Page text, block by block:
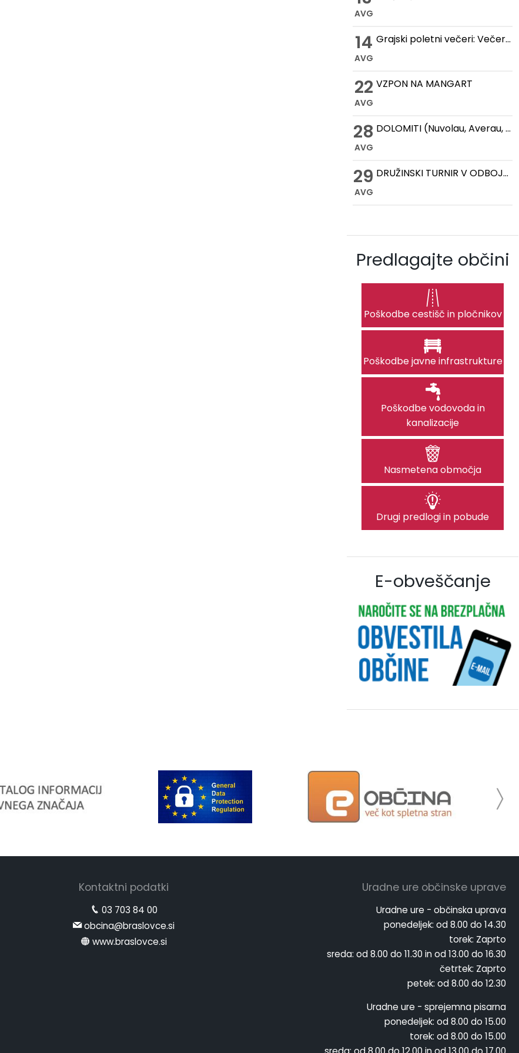
AVG
14
AVG
Grajski poletni večeri: Večer romantike na Gradu Žovnek
22
AVG
VZPON NA MANGART
28
AVG
DOLOMITI (Nuvolau, Averau, Cinque Torri, Lago Federa)
29
AVG
DRUŽINSKI TURNIR V ODBOJKI NA MIVKI
Predlagajte občini
Poškodbe cestišč in pločnikov
Poškodbe javne infrastrukture
Poškodbe vodovoda in
kanalizacije
Nasmetena območja
Drugi predlogi in pobude
E-obveščanje
Kontaktni podatki
03 703 84 00
obcina@braslovce.si
www.braslovce.si
Uradne ure občinske uprave
Uradne ure - občinska uprava
ponedeljek: od 8.00 do 14.30
torek: Zaprto
sreda: od 8.00 do 11.30 in od 13.00 do 16.30
četrtek: Zaprto
petek: od 8.00 do 12.30
Uradne ure - sprejemna pisarna
ponedeljek: od 8.00 do 15.00
torek: od 8.00 do 15.00